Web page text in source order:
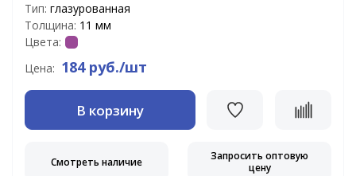
Тип: глазурованная
Толщина: 11 мм
Цвета:
Цена: 184 руб./шт
В корзину
Смотреть наличие
Запросить оптовую
цену